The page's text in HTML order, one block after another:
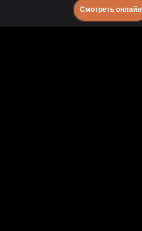
Смотреть онлайн